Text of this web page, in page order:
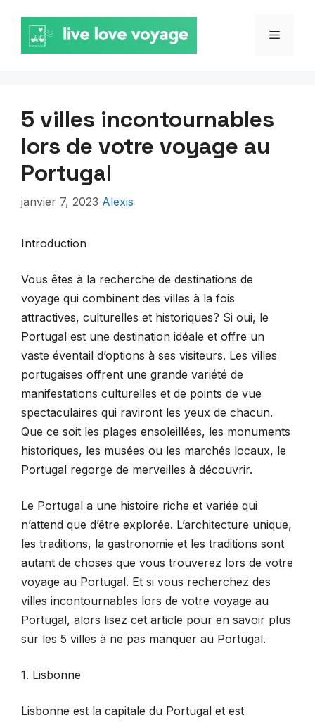
contenu
MENU
5 villes incontournables
lors de votre voyage au
Portugal
janvier 7, 2023 Alexis
Introduction
Vous êtes à la recherche de destinations de
voyage qui combinent des villes à la fois
attractives, culturelles et historiques? Si oui, le
Portugal est une destination idéale et offre un
vaste éventail d’options à ses visiteurs. Les villes
portugaises offrent une grande variété de
manifestations culturelles et de points de vue
spectaculaires qui raviront les yeux de chacun.
Que ce soit les plages ensoleillées, les monuments
historiques, les musées ou les marchés locaux, le
Portugal regorge de merveilles à découvrir.
Le Portugal a une histoire riche et variée qui
n’attend que d’être explorée. L’architecture unique,
les traditions, la gastronomie et les traditions sont
autant de choses que vous trouverez lors de votre
voyage au Portugal. Et si vous recherchez des
villes incontournables lors de votre voyage au
Portugal, alors lisez cet article pour en savoir plus
sur les 5 villes à ne pas manquer au Portugal.
1. Lisbonne
Lisbonne est la capitale du Portugal et est